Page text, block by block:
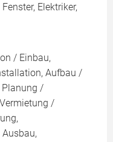
Elektriker,
/ Einbau,
Aufbau /
Planung /
/